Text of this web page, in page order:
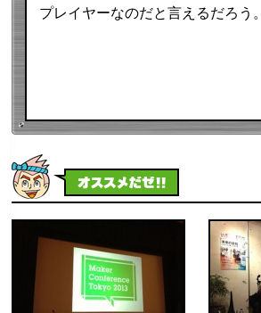
プレイヤーなのだと言えるだろう。